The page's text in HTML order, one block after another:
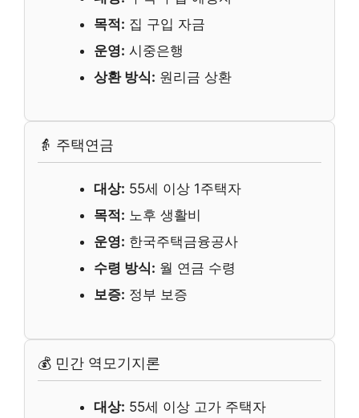
목적: 집 구입 자금
운영: 시중은행
상환 방식: 원리금 상환
👵 주택연금
대상: 55세 이상 1주택자
목적: 노후 생활비
운영: 한국주택금융공사
수령 방식: 월 연금 수령
보증: 정부 보증
💰 민간 역모기지론
대상: 55세 이상 고가 주택자